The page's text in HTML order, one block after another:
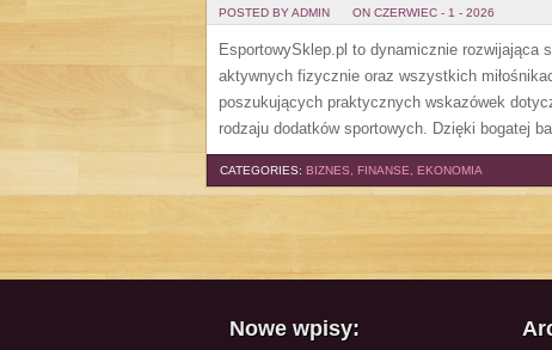
POSTED BY ADMIN ON CZERWIEC - 1 - 2026
EsportowySklep.pl to dynamicznie rozwijająca
aktywnych fizycznie oraz wszystkich
poszukujących praktycznych wskazówek
rodzaju dodatków sportowych. Dzięki bogatej
CATEGORIES: BIZNES, FINANSE, EKONOMIA
Nowe wpisy: